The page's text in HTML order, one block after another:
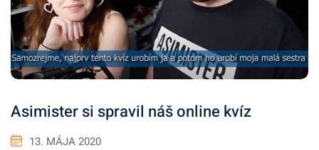
Asimister si spravil náš online kvíz
13. MÁJA 2020